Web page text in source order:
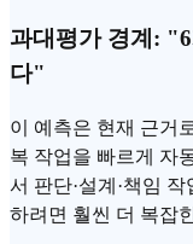
과대평가 경계:
다"
이 예측은 현재 근거
복 작업을 빠르게 자
서 판단·설계·책임
하려면 훨씬 더 복잡